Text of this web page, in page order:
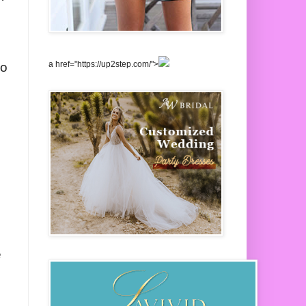
a href="https://up2step.com/">